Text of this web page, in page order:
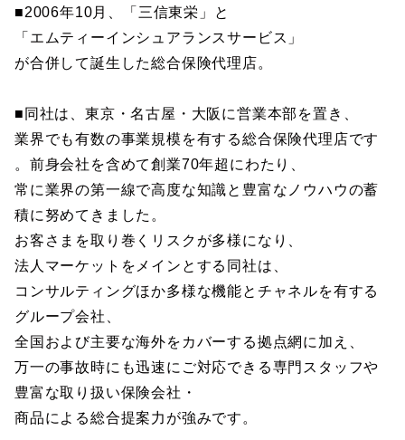
■2006年10月、「三信東栄」と
「エムティーインシュアランスサービス」
が合併して誕生した総合保険代理店。
■同社は、東京・名古屋・大阪に営業本部を置き、
業界でも有数の事業規模を有する総合保険代理店です
。前身会社を含めて創業70年超にわたり、
常に業界の第一線で高度な知識と豊富なノウハウの蓄
積に努めてきました。
お客さまを取り巻くリスクが多様になり、
法人マーケットをメインとする同社は、
コンサルティングほか多様な機能とチャネルを有する
グループ会社、
全国および主要な海外をカバーする拠点網に加え、
万一の事故時にも迅速にご対応できる専門スタッフや
豊富な取り扱い保険会社・
商品による総合提案力が強みです。